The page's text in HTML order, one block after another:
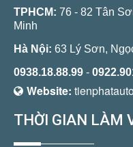
TPHCM: 76 - 82 Tân
Minh
Hà Nội: 63 Lý Sơn,
0938.18.88.99 -
Website:
THỜI GIAN LÀM